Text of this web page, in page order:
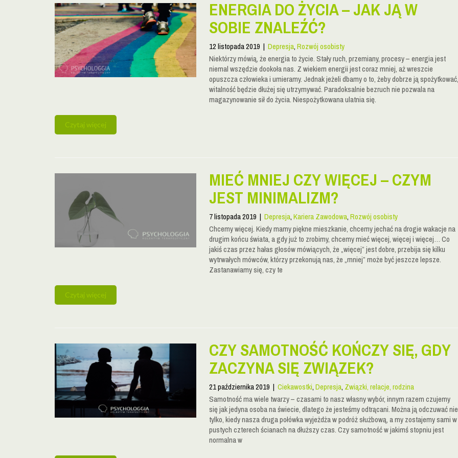
ENERGIA DO ŻYCIA – JAK JĄ W
SOBIE ZNALEŹĆ?
12 listopada 2019 | Depresja,Rozwój osobisty
Niektórzy mówią, że energia to życie. Stały ruch, przemiany, procesy – energia jest
niemal wszędzie dookoła nas. Z wiekiem energii jest coraz mniej, aż wreszcie
opuszcza człowieka i umieramy. Jednak jeżeli dbamy o to, żeby dobrze ją spożytkować,
witalność będzie dłużej się utrzymywać. Paradoksalnie bezruch nie pozwala na
magazynowanie sił do życia. Niespożytkowana ulatnia się.
Czytaj więcej
MIEĆ MNIEJ CZY WIĘCEJ – CZYM
JEST MINIMALIZM?
7 listopada 2019 | Depresja,Kariera Zawodowa,Rozwój osobisty
Chcemy więcej. Kiedy mamy piękne mieszkanie, chcemy jechać na drogie wakacje na
drugim końcu świata, a gdy już to zrobimy, chcemy mieć więcej, więcej i więcej… Co
jakiś czas przez hałas głosów mówiących, że „więcej” jest dobre, przebija się kilku
wytrwałych mówców, którzy przekonują nas, że „mniej” może być jeszcze lepsze.
Zastanawiamy się, czy te
Czytaj więcej
CZY SAMOTNOŚĆ KOŃCZY SIĘ, GDY
ZACZYNA SIĘ ZWIĄZEK?
21 października 2019 | Ciekawostki,Depresja, Związki, relacje, rodzina
Samotność ma wiele twarzy – czasami to nasz własny wybór, innym razem czujemy
się jak jedyna osoba na świecie, dlatego że jesteśmy odtrącani. Można ją odczuwać nie
tylko, kiedy nasza druga połówka wyjeżdża w podróż służbową, a my zostajemy sami w
pustych czterech ścianach na dłuższy czas. Czy samotność w jakimś stopniu jest
normalna w